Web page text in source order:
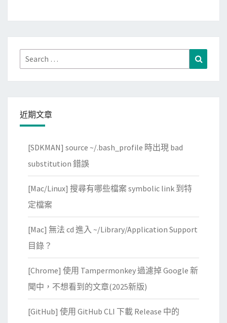
i
p
y
o
e
b
o
k
案
Search
for:
近期文章
[SDKMAN] source ~/.bash_profile 時出現 bad
substitution 錯誤
[Mac/Linux] 搜尋有哪些檔案 symbolic link 到特
定檔案
[Mac] 無法 cd 進入 ~/Library/Application Support
目錄？
[Chrome] 使用 Tampermonkey 過濾掉 Google 新
聞中，不想看到的文章(2025新版)
[GitHub] 使用 GitHub CLI 下載 Release 中的